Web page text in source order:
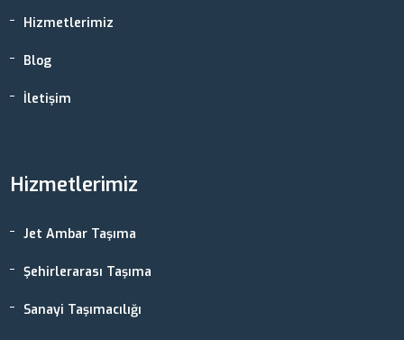
Hizmetlerimiz
Blog
İletişim
Hizmetlerimiz
Jet Ambar Taşıma
Şehirlerarası Taşıma
Sanayi Taşımacılığı